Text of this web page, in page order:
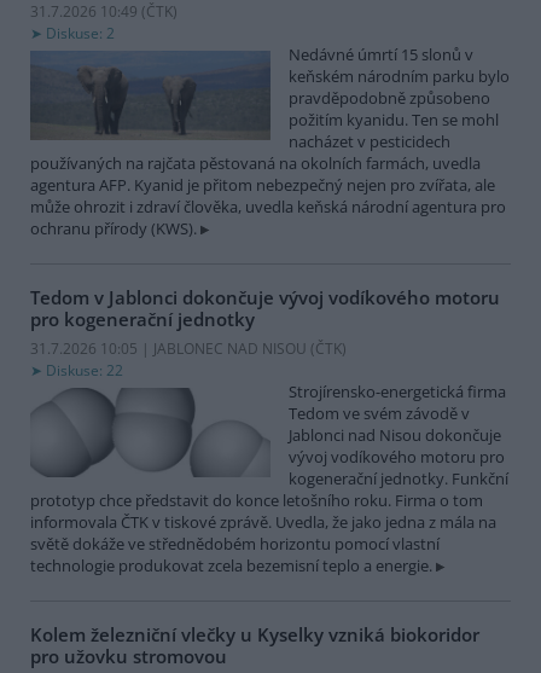
31.7.2026 10:49 (ČTK)
Diskuse: 2
Nedávné úmrtí 15 slonů v
keňském národním parku bylo
pravděpodobně způsobeno
požitím kyanidu. Ten se mohl
nacházet v pesticidech
používaných na rajčata pěstovaná na okolních farmách, uvedla
agentura AFP. Kyanid je přitom nebezpečný nejen pro zvířata, ale
může ohrozit i zdraví člověka, uvedla keňská národní agentura pro
ochranu přírody (KWS).
Tedom v Jablonci dokončuje vývoj vodíkového motoru
pro kogenerační jednotky
31.7.2026 10:05 | JABLONEC NAD NISOU (ČTK)
Diskuse: 22
Strojírensko-energetická firma
Tedom ve svém závodě v
Jablonci nad Nisou dokončuje
vývoj vodíkového motoru pro
kogenerační jednotky. Funkční
prototyp chce představit do konce letošního roku. Firma o tom
informovala ČTK v tiskové zprávě. Uvedla, že jako jedna z mála na
světě dokáže ve střednědobém horizontu pomocí vlastní
technologie produkovat zcela bezemisní teplo a energie.
Kolem železniční vlečky u Kyselky vzniká biokoridor
pro užovku stromovou